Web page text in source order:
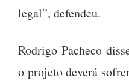
legal”, defendeu.
Rodrigo Pacheco
o projeto deverá